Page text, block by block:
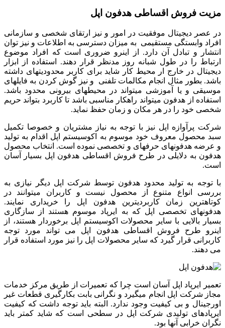
مزیت فروش اقساطی هدفون اپل
در عصر دیجیتال موفقیت در امور و نیز ارتقای شخصی و سازمانی
افراد وابستگی مستقیمی به میزان دسترسی به اطلاعات و نیز توان
انتشار و تبادل آن دارد. از اینرو ضروری است که افراد موضوع
ارتباط را در طول شبانه روز مدنظر قرار دهند. استفاده از ابزار
دیجیتال در خارج ار محیط کار شاید برای کاربر محدودیتهای داشته
باشد. بطور مثال انجام مکالمات تلفنی و نیز گوش کردن به فایلهای
موسیقی و یا آموزشی می­تواند در محیطهای بیرونی محدود باشد.
استفاده از هدفون می­تواند راهکار مناسبی باشد تا کاربرد بتواند حریم
شخصی خود را در هر مکان و زمان حفظ نماید.
شرکت پرآوازه اپل نیز با توجه به نیاز مشتریان و خصوصا تکمیل
سبد محصول معروف خود موسوم به اکوسیستم اپل اقدام به تولید
و عرضه هدفونهای حرفه­ای و تخصصی نموده است. انتخاب محصول
هدفون به دلایلی در طرح فروش اقساطی هدفون اپل بسیار آسان
است.
با توجه به تولید محدود هدفون توسط شرکت اپل دیگر نیازی به
بررسی انواع متنوع از محصول نیست و کاربران می­توانند در
کوتاهترین زمان کاربردی­ترین هدفون اپل را خریداری نمایند.
هدفونهای تخصصی اپل که به ایرپاد موسوم هستند از سازگاری
بسیار بالایی با سایر محصولات اکوسیستم اپل برخوردار هستند، از
اینرو طرح فروش اقساطی هدفون اپل می­ تواند مورد توجه
کاربرانی قرار گیرد که سایر محصولات اپل را نیز مورد استفاده قرار
می­ دهند.
تعمیر ایرپاد اپل آسان است چرا که تعمیرات از طریق مرکز خدمات
مجاز شرکت اپل انجام می­گیرد و نگرانی بابت بکارگیری قطعات غیر
اورجینال و بی کیفیت وجود ندارد. البته باید توجه داشت که کیفیت
ایرپادهای تولیدی شرکت اپل در سطحی است که شاید کمتر باید
نگران خرابی آنها بود.